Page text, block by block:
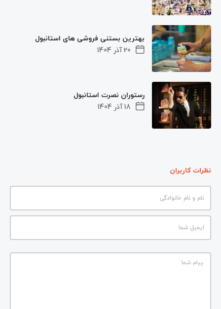
20 آذر 1404
بهترین بستنی فروشی های استانبول
18 آذر 1404
رستوران نصرت استانبول
نظرات کاربران